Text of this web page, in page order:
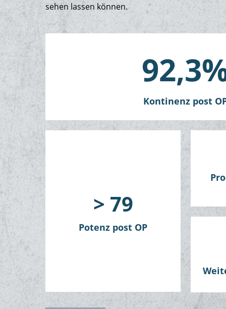
sehen lassen können.
Kontinenz post
> 79
Potenz post OP